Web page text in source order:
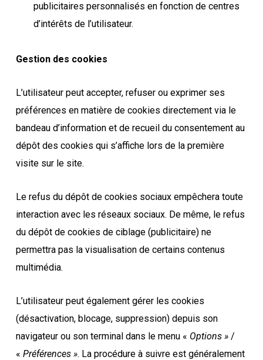
publicitaires personnalisés en fonction de centres
d’intérêts de l’utilisateur.
Gestion des cookies
L’utilisateur peut accepter, refuser ou exprimer ses
préférences en matière de cookies directement via le
bandeau d’information et de recueil du consentement au
dépôt des cookies qui s’affiche lors de la première
visite sur le site.
Le refus du dépôt de cookies sociaux empêchera toute
interaction avec les réseaux sociaux. De même, le refus
du dépôt de cookies de ciblage (publicitaire) ne
permettra pas la visualisation de certains contenus
multimédia.
L’utilisateur peut également gérer les cookies
(désactivation, blocage, suppression) depuis son
navigateur ou son terminal dans le menu « Options » /
« Préférences ». La procédure à suivre est généralement